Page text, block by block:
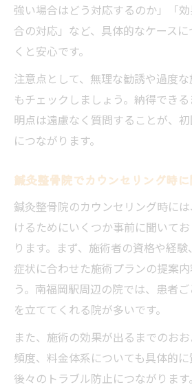
強い場合はどう対応するのか」「
合の対応」など、具体的なケース
くと安心です。
注意点として、無理な勧誘や過度
もチェックしましょう。納得でき
明点は遠慮なく質問することが、
につながります。
鍼灸整骨院でカウンセリング時
鍼灸整骨院のカウンセリング時に
けるためにいくつか事前に聞いて
ります。まず、施術者の資格や経験
症状に合わせた施術プランの提案
う。南福岡駅周辺の院では、患者
を立ててくれる院が多いです。
また、施術の効果が出るまでのお
頻度、料金体系についても具体的に
後々のトラブル防止につながりま